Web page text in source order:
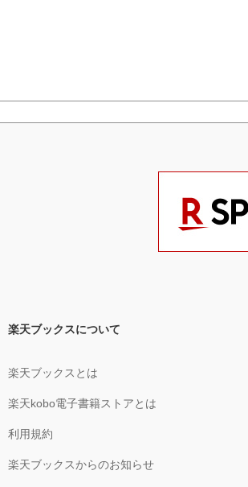
楽天ブックスについて
楽天ブックスとは
楽天kobo電子書籍ストアとは
利用規約
楽天ブックスからのお知らせ